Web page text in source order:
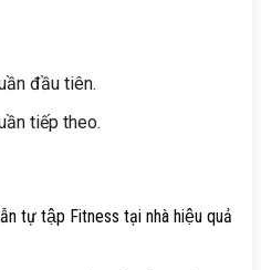
đầu tiên.
tiếp theo.
tự tập Fitness tại nhà hiệu quả